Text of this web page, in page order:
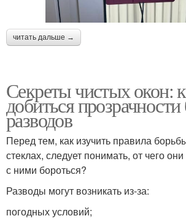
читать дальше →
Секреты чистых окон:
добиться прозрачности
разводов
Перед тем, как изучить правила
стеклах, следует понимать, от чего
с ними бороться?
Разводы могут возникать из-за:
погодных условий;